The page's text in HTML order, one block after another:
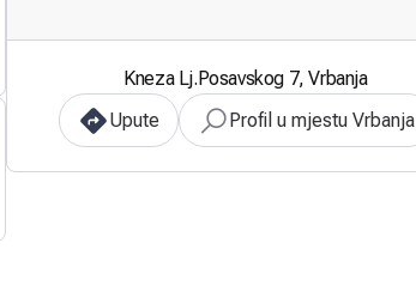
Kneza Lj.Posavskog 7, Vrbanja
Upute
Profil u mjestu Vrbanja